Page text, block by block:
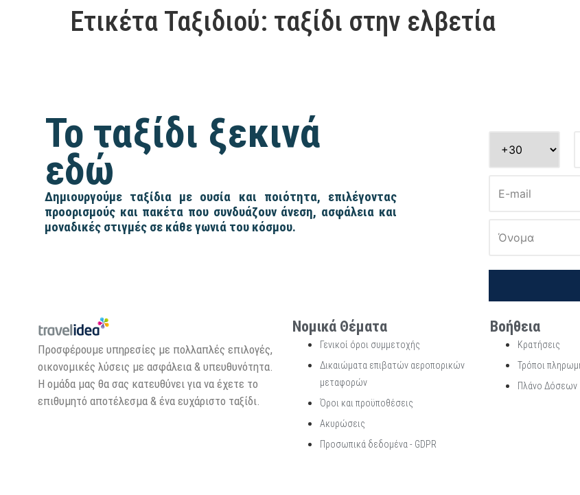
Ετικέτα Ταξιδιού: ταξίδι στην ελβετία
Το ταξίδι ξεκινά
εδώ
Δημιουργούμε ταξίδια με ουσία και ποιότητα, επιλέγοντας
προορισμούς και πακέτα που συνδυάζουν άνεση, ασφάλεια και
μοναδικές στιγμές σε κάθε γωνιά του κόσμου.
Προσφέρουμε υπηρεσίες με πολλαπλές επιλογές,
οικονομικές λύσεις με ασφάλεια & υπευθυνότητα.
Η ομάδα μας θα σας κατευθύνει για να έχετε το
επιθυμητό αποτέλεσμα & ένα ευχάριστο ταξίδι.
Νομικά Θέματα
Γενικοί όροι συμμετοχής
Δικαιώματα επιβατών αεροπορικών
μεταφορών
Όροι και προϋποθέσεις
Ακυρώσεις
Προσωπικά δεδομένα - GDPR
Βοήθεια
Κρατήσεις
Τρόποι
Πλάνο Δόσεων